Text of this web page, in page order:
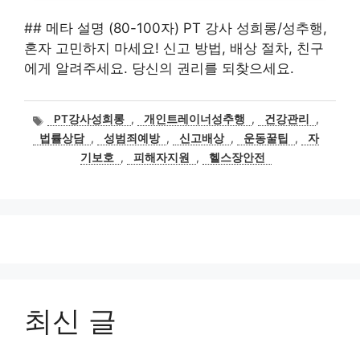
## 메타 설명 (80-100자) PT 강사 성희롱/성추행,
혼자 고민하지 마세요! 신고 방법, 배상 절차, 친구
에게 알려주세요. 당신의 권리를 되찾으세요.
태
그
PT강사성희롱 , 개인트레이너성추행 , 건강관리
,
법률상담 , 성범죄예방 , 신고배상 , 운동꿀팁 ,
자
기보호
, 피해자지원 , 헬스장안전
최신 글